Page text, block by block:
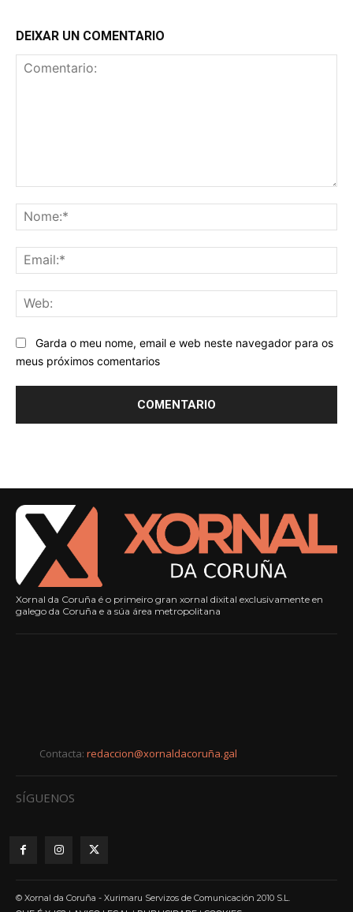
DEIXAR UN COMENTARIO
Garda o meu nome, email e web neste navegador para os
meus próximos comentarios
Xornal da Coruña é o primeiro gran xornal dixital exclusivamente en
galego da Coruña e a súa área metropolitana
Contacta: redaccion@xornaldacoruña.gal
SÍGUENOS
© Xornal da Coruña - Xurimaru Servizos de Comunicación 2010 S.L.